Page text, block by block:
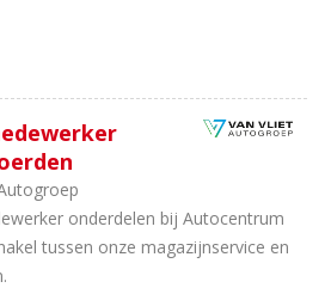
onderdelen bij Autocentrum
tussen onze magazijnservice en